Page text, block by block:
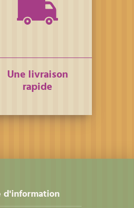
Une livraison
rapide
d'information